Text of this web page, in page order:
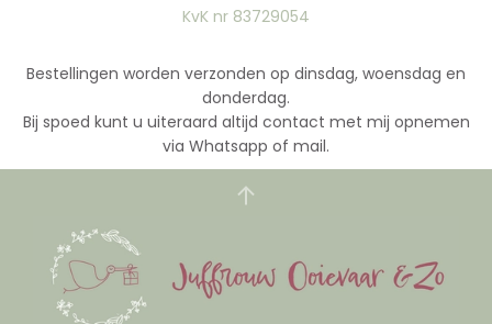
KvK nr 83729054
Bestellingen worden verzonden op dinsdag, woensdag en
donderdag.
Bij spoed kunt u uiteraard altijd contact met mij opnemen
via Whatsapp of mail.